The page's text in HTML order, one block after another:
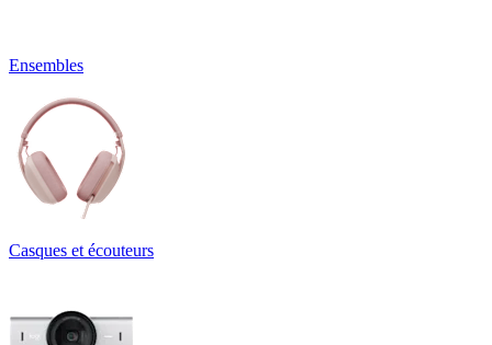
Ensembles
Casques et écouteurs